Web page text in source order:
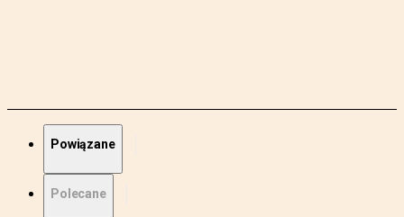
Powiązane
Polecane